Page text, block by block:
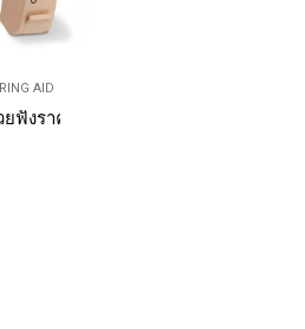
ถูกส่งฟรีทั่วประเทศ
AID
ฟังราคาถูก Beurer HA20